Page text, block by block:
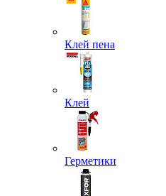
Клей пена
Клей
Герметики